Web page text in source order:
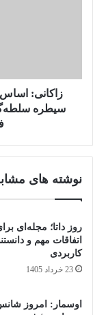
زاکانی:
سیطره
نوشته های
روز داتا؛ مجله‌ای
اتفاقات مهم و
کاربردی
23 خرداد 1405
اوسمار: امروز